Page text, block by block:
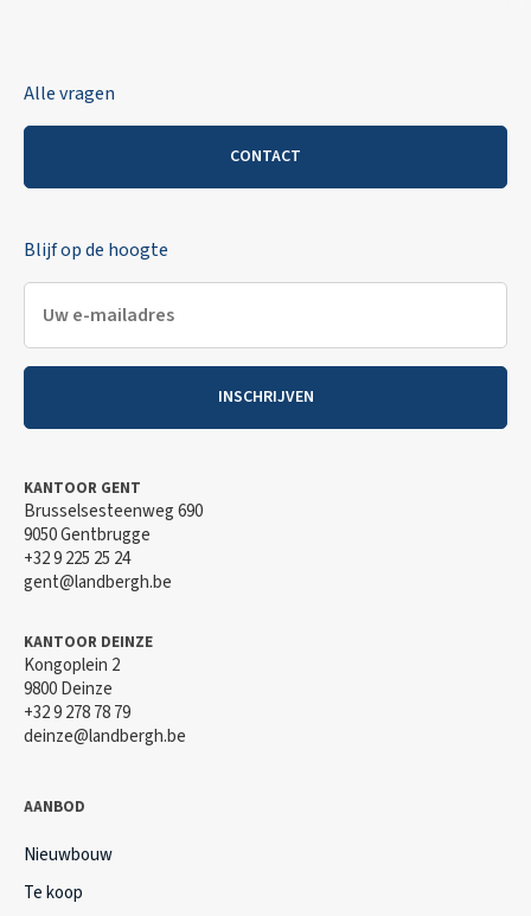
Alle vragen
CONTACT
Blijf op de hoogte
INSCHRIJVEN
KANTOOR GENT
Brusselsesteenweg 690
9050 Gentbrugge
+32 9 225 25 24
gent@landbergh.be
KANTOOR DEINZE
Kongoplein 2
9800 Deinze
+32 9 278 78 79
deinze@landbergh.be
AANBOD
Nieuwbouw
Te koop